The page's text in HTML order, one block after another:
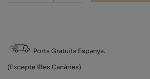
Ports Gratuïts Espanya.
(Excepte Illes Canàries)